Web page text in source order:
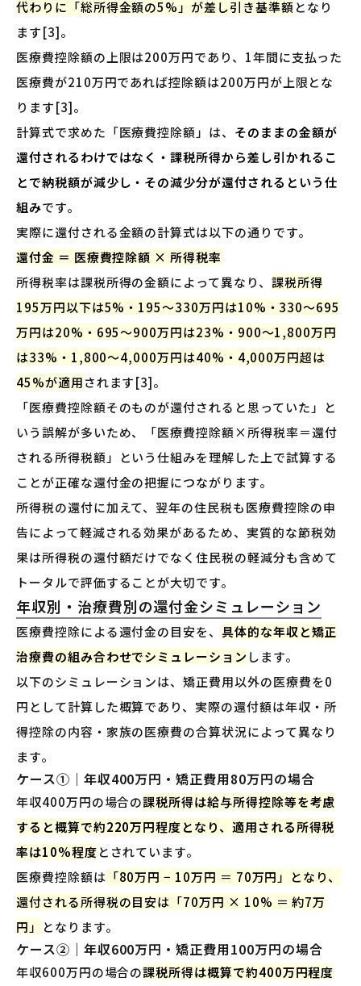
代わりに「総所得金額の5%」が差し引き基準額 となり
ます[3]。
医療費控除額の上限は200万円であり、1年間に支払った
医療費が210万円であれば控除額は200万円が上限とな
ります[3]。
計算式で求めた「医療費控除額」は、 そのままの金額が
還付されるわけではなく・課税所得から差し引かれるこ
とで納税額が減少し・その減少分が還付されるという仕
組みです。
実際に還付される金額の計算式は以下の通りです。
還付金 ＝ 医療費控除額 × 所得税率
所得税率は課税所得の金額によって異なり、 課税所得
195万円以下は5%・195〜330万円は10%・330〜695
万円は20%・695〜900万円は23%・900〜1,800万円
は33%・1,800〜4,000万円は40%・4,000万円超は
45%が適用されます[3]。
「医療費控除額そのものが還付されると思っていた」と
いう誤解が多いため、「医療費控除額×所得税率＝還付
される所得税額」という仕組みを理解した上で試算する
ことが正確な還付金の把握につながります。
所得税の還付に加えて、翌年の住民税も医療費控除の申
告によって軽減される効果があるため、実質的な節税効
果は所得税の還付額だけでなく住民税の軽減分も含めて
トータルで評価することが大切です。
年収別・治療費別の還付金シミュレーション
医療費控除による還付金の目安を、 具体的な年収と矯正
治療費の組み合わせでシミュレーション します。
以下のシミュレーションは、矯正費用以外の医療費を0
円として計算した概算であり、実際の還付額は年収・所
得控除の内容・家族の医療費の合算状況によって異なり
ます。
ケース①｜年収400万円・矯正費用80万円の場合
年収400万円の場合の課税所得は給与所得控除等を考慮
すると概算で約220万円程度となり、適用される所得税
率は10%程度とされています。
医療費控除額は 「80万円 − 10万円 ＝ 70万円」となり、
還付される所得税の目安は「70万円 × 10% ＝ 約7万
円」
となります。
ケース②｜年収600万円・矯正費用100万円の場合
年収600万円の場合の課税所得は概算で約400万円程度